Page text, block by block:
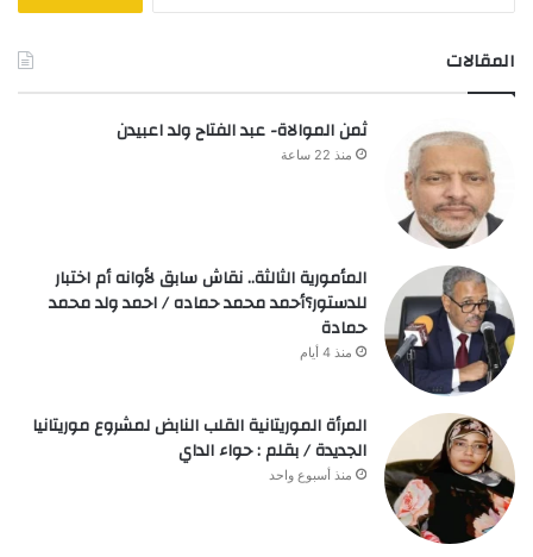
المقالات
ثمن الموالاة- عبد الفتاح ولد اعبيدن
منذ 22 ساعة
المأمورية الثالثة.. نقاش سابق لأوانه أم اختبار
للدستور؟أحمد محمد حماده / احمد ولد محمد
حمادة
منذ 4 أيام
المرأة الموريتانية القلب النابض لمشروع موريتانيا
الجديدة / بقلم : حواء الداي
منذ أسبوع واحد